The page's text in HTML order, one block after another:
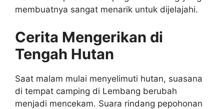
membuatnya sangat menarik untuk dijelajahi.
Cerita Mengerikan di
Tengah Hutan
Saat malam mulai menyelimuti hutan, suasana
di tempat camping di Lembang berubah
menjadi mencekam. Suara rindang pepohonan